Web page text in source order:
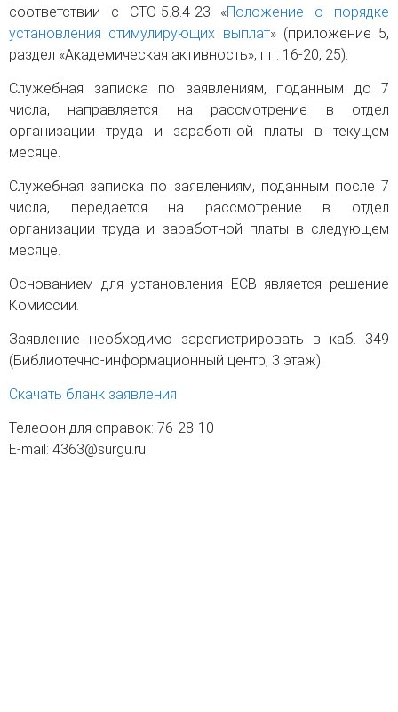
соответствии с СТО-5.8.4-23 «Положение о порядке
установления стимулирующих выплат» (приложение 5,
раздел «Академическая активность», пп. 16-20, 25).
Служебная записка по заявлениям, поданным до 7
числа, направляется на рассмотрение в отдел
организации труда и заработной платы в текущем
месяце.
Служебная записка по заявлениям, поданным после 7
числа, передается на рассмотрение в отдел
организации труда и заработной платы в следующем
месяце.
Основанием для установления ЕСВ является решение
Комиссии.
Заявление необходимо зарегистрировать в каб. 349
(Библиотечно-информационный центр, 3 этаж).
Скачать бланк заявления
Телефон для справок: 76-28-10
E-mail: 4363@surgu.ru